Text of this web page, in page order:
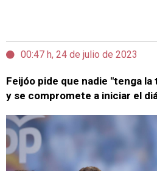
00:47 h, 24 de julio de 2023
Feijóo pide que nadie "tenga
y se compromete a iniciar el